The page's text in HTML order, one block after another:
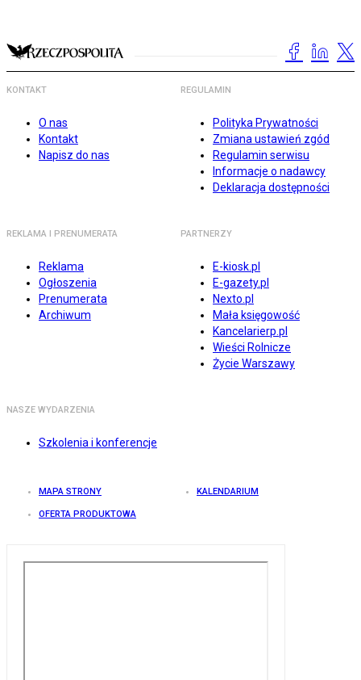
KONTAKT
O nas
Kontakt
Napisz do nas
REGULAMIN
Polityka Prywatności
Zmiana ustawień zgód
Regulamin serwisu
Informacje o nadawcy
Deklaracja dostępności
REKLAMA I PRENUMERATA
Reklama
Ogłoszenia
Prenumerata
Archiwum
PARTNERZY
E-kiosk.pl
E-gazety.pl
Nexto.pl
Mała księgowość
Kancelarierp.pl
Wieści Rolnicze
Życie Warszawy
NASZE WYDARZENIA
Szkolenia i konferencje
MAPA STRONY KALENDARIUM
OFERTA PRODUKTOWA